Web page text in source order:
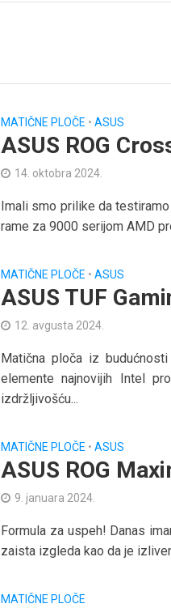
MATIČNE PLOČE • ASUS
ASUS ROG
14. oktobra 2024.
Imali smo prilike da testiramo
rame za 9000 serijom AMD
MATIČNE PLOČE • ASUS
ASUS TUF
12. avgusta 2024.
Matična ploča iz
elemente najnovijih Intel
izdržljivošću...
MATIČNE PLOČE • ASUS
ASUS ROG
9. januara 2024.
Formula za uspeh! Danas
zaista izgleda kao da je
MATIČNE PLOČE